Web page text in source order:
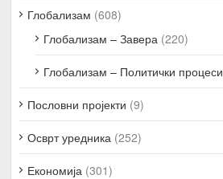
Глобализам (608)
Глобализам – Завера (220)
Глобализам – Политички процеси
Пословни пројекти (9)
Осврт уредника (252)
Економија (301)